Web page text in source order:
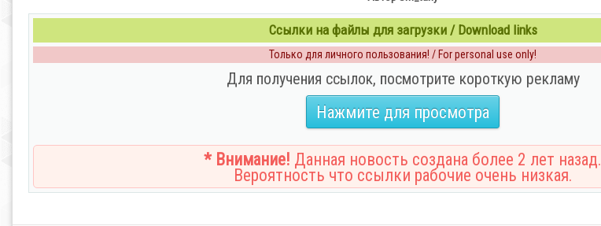
Ссылки на файлы для загрузки / Download links
Только для личного пользования! / For personal use only!
Для получения ссылок, посмотрите короткую рекламу
Нажмите для просмотра
* Внимание! Данная новость создана более 2 лет назад.
Вероятность что ссылки рабочие очень низкая.